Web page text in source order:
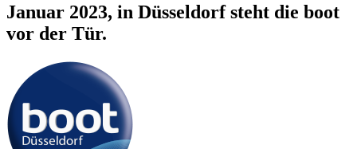
Januar 2023, in Düsseldorf steht die boot
vor der Tür.